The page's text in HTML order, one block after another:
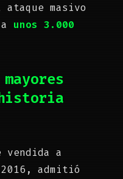
masivo
unos 3.000
vendida a
admitió